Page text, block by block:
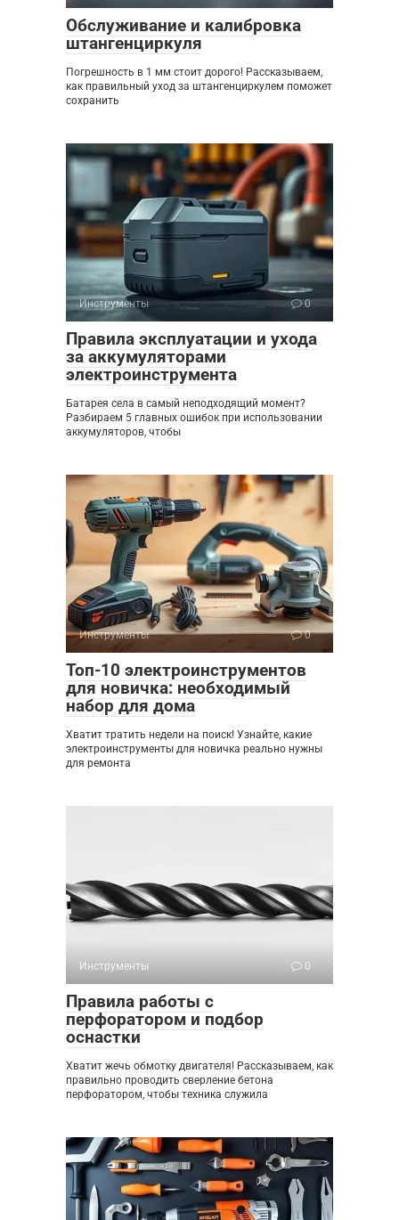
Обслуживание и калибровка
штангенциркуля
Погрешность в 1 мм стоит дорого! Рассказываем,
как правильный уход за штангенциркулем поможет
сохранить
Инструменты 0
Правила эксплуатации и ухода
за аккумуляторами
электроинструмента
Батарея села в самый неподходящий момент?
Разбираем 5 главных ошибок при использовании
аккумуляторов, чтобы
Инструменты 0
Топ-10 электроинструментов
для новичка: необходимый
набор для дома
Хватит тратить недели на поиск! Узнайте, какие
электроинструменты для новичка реально нужны
для ремонта
Инструменты 0
Правила работы с
перфоратором и подбор
оснастки
Хватит жечь обмотку двигателя! Рассказываем, как
правильно проводить сверление бетона
перфоратором, чтобы техника служила